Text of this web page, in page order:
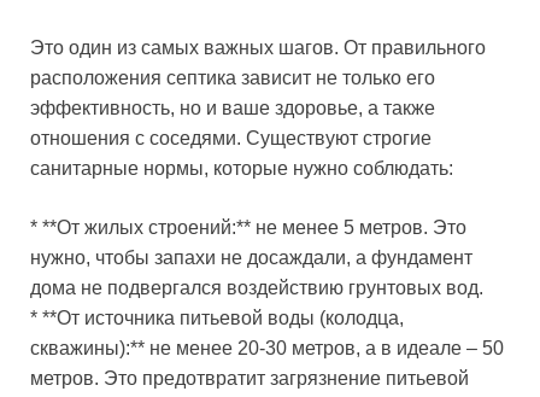
Это один из самых важных шагов. От правильного
расположения септика зависит не только его
эффективность, но и ваше здоровье, а также
отношения с соседями. Существуют строгие
санитарные нормы, которые нужно соблюдать:
* **От жилых строений:** не менее 5 метров. Это
нужно, чтобы запахи не досаждали, а фундамент
дома не подвергался воздействию грунтовых вод.
* **От источника питьевой воды (колодца,
скважины):** не менее 20-30 метров, а в идеале – 50
метров. Это предотвратит загрязнение питьевой